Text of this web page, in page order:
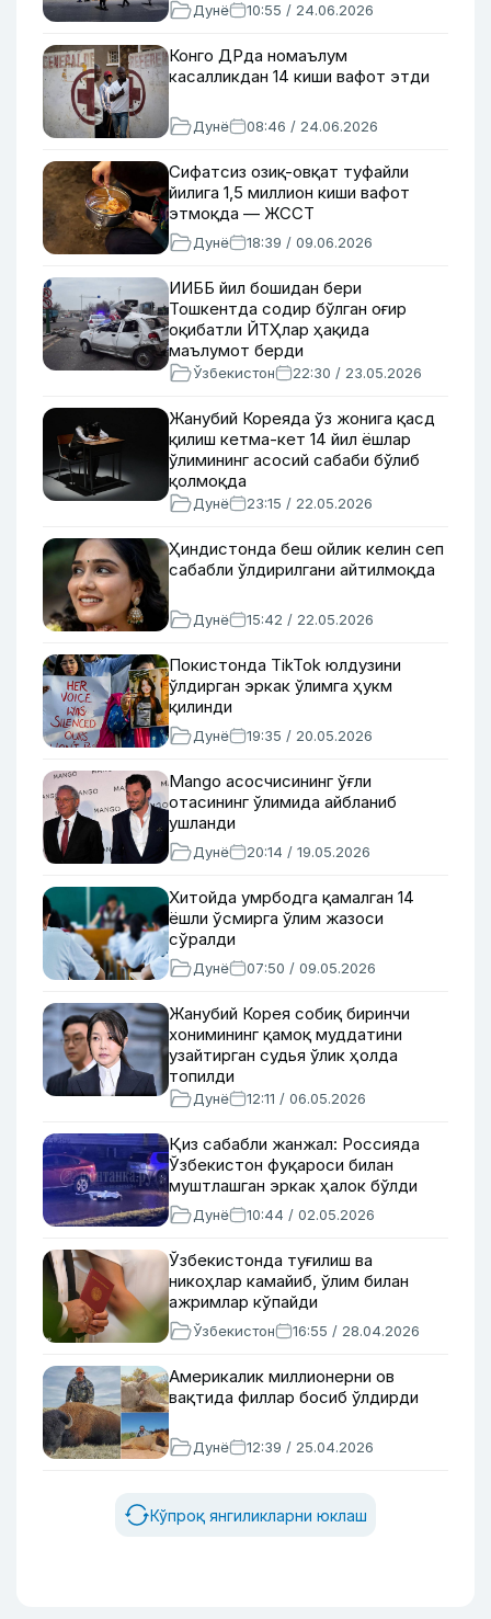
Дунё 10:55 / 24.06.2026
Конго ДРда номаълум
касалликдан 14 киши вафот этди
Дунё 08:46 / 24.06.2026
Сифатсиз озиқ-овқат туфайли
йилига 1,5 миллион киши вафот
этмоқда — ЖССТ
Дунё 18:39 / 09.06.2026
ИИББ йил бошидан бери
Тошкентда содир бўлган оғир
оқибатли ЙТҲлар ҳақида
маълумот берди
Ўзбекистон 22:30 / 23.05.2026
Жанубий Кореяда ўз жонига қасд
қилиш кетма-кет 14 йил ёшлар
ўлимининг асосий сабаби бўлиб
қолмоқда
Дунё 23:15 / 22.05.2026
Ҳиндистонда беш ойлик келин сеп
сабабли ўлдирилгани айтилмоқда
Дунё 15:42 / 22.05.2026
Покистонда TikTok юлдузини
ўлдирган эркак ўлимга ҳукм
қилинди
Дунё 19:35 / 20.05.2026
Mango асосчисининг ўғли
отасининг ўлимида айбланиб
ушланди
Дунё 20:14 / 19.05.2026
Хитойда умрбодга қамалган 14
ёшли ўсмирга ўлим жазоси
сўралди
Дунё 07:50 / 09.05.2026
Жанубий Корея собиқ биринчи
хонимининг қамоқ муддатини
узайтирган судья ўлик ҳолда
топилди
Дунё 12:11 / 06.05.2026
Қиз сабабли жанжал: Россияда
Ўзбекистон фуқароси билан
муштлашган эркак ҳалок бўлди
Дунё 10:44 / 02.05.2026
Ўзбекистонда туғилиш ва
никоҳлар камайиб, ўлим билан
ажримлар кўпайди
Ўзбекистон 16:55 / 28.04.2026
Америкалик миллионерни ов
вақтида филлар босиб ўлдирди
Дунё 12:39 / 25.04.2026
Кўпроқ янгиликларни юклаш